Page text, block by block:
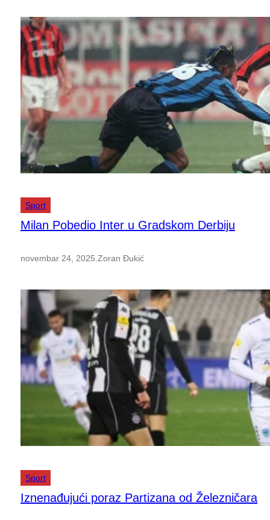
Sport
Milan Pobedio Inter u Gradskom Derbiju
novembar 24, 2025 Zoran Đukić
Sport
Iznenađujući poraz Partizana od Železničara